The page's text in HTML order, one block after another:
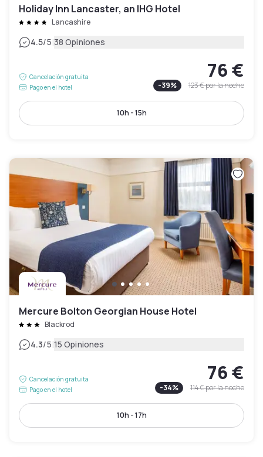
Holiday Inn Lancaster, an IHG Hotel
Lancashire
4.5/5|38 Opiniones
Cancelación gratuita
Pago en el hotel
76 €
-39% 123 €por la noche
10h - 15h
Mercure Bolton Georgian House Hotel
Blackrod
4.3/5|15 Opiniones
Cancelación gratuita
Pago en el hotel
76 €
-34% 114 €por la noche
10h - 17h